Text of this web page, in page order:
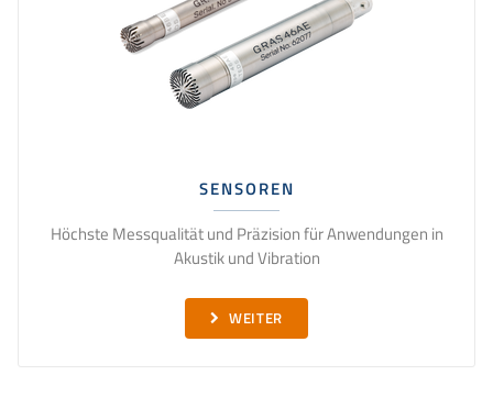
SENSOREN
Höchste Messqualität und Präzision für Anwendungen in
Akustik und Vibration
WEITER